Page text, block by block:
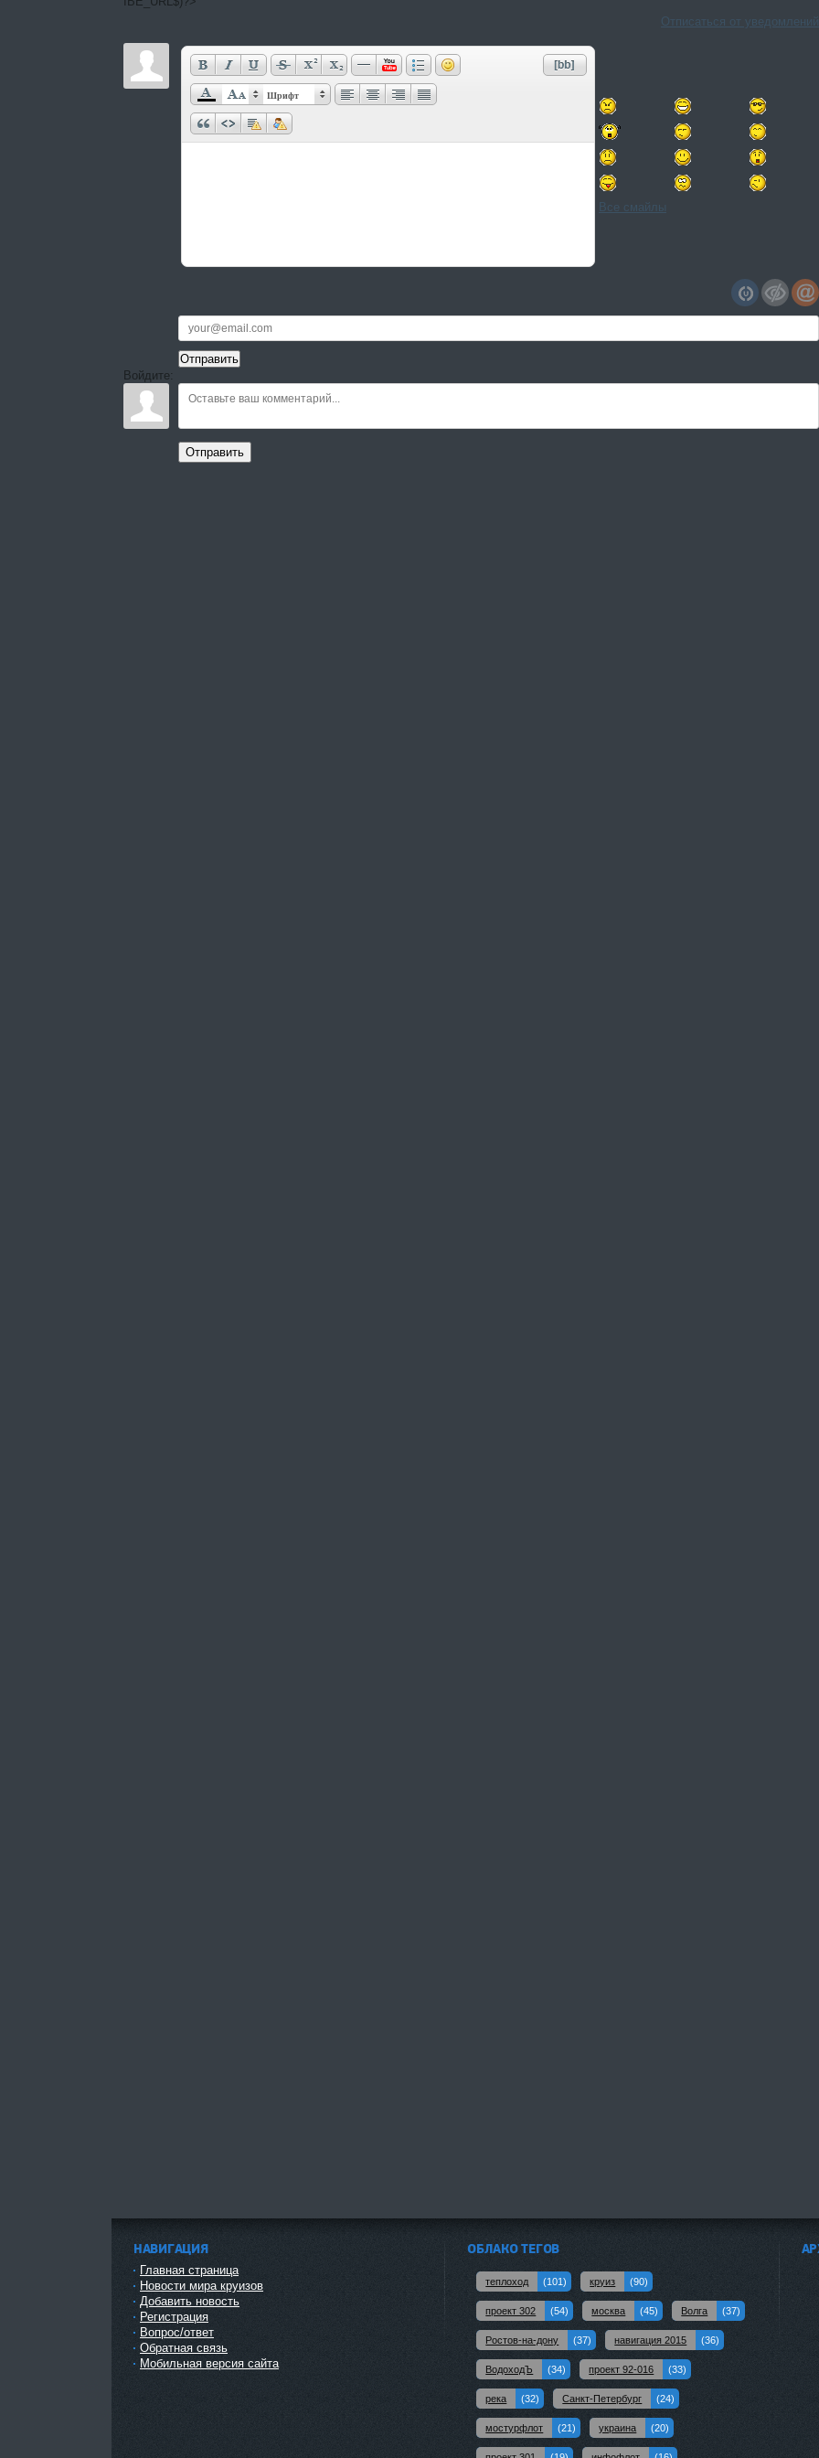
Отписаться от уведомлений
Шрифт
Все смайлы
Войдите:
Отправить
НАВИГАЦИЯ
Главная страница
Новости мира круизов
Добавить новость
Регистрация
Вопрос/ответ
Обратная связь
Мобильная версия сайта
ОБЛАКО ТЕГОВ
теплоход (101) круиз (90)
проект 302 (54) москва (45) Волга (37)
Ростов-на-дону (37) навигация 2015 (36)
ВодоходЪ (34) проект 92-016 (33)
река (32) Санкт-Петербург (24)
мостурфлот (21) украина (20)